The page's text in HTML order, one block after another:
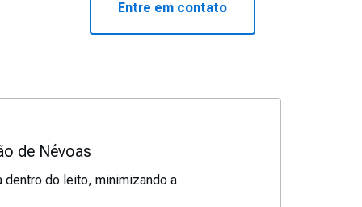
Entre em contato
de Névoas
dentro do leito, minimizando a